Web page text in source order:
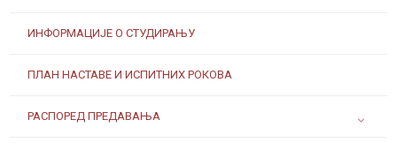
ИНФОРМАЦИЈЕ О СТУДИРАЊУ
ПЛАН НАСТАВЕ И ИСПИТНИХ РОКОВА
РАСПОРЕД ПРЕДАВАЊА